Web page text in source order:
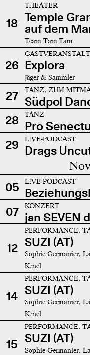
18
THEATER
Temple
auf dem
Team Tam Tam
26 Explora
Jäger & Sammler
27 TANZ, ZUM
Südpol
28
TANZ
Pro
29
LIVE-PODCAST
Drags
05 LIVE-PODCAST
07
KONZERT
jan SEVEN
12
PERFORMANCE,
SUZI (AT)
Sophie Germanier,
Kenel
14
PERFORMANCE,
SUZI (AT)
Sophie Germanier,
Kenel
15
PERFORMANCE,
SUZI (AT)
Sophie Germanier,